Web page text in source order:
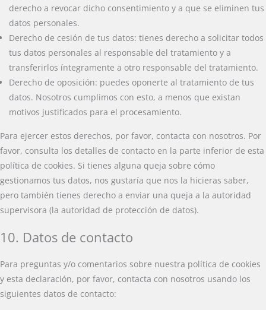
derecho a revocar dicho consentimiento y a que se eliminen tus
datos personales.
Derecho de cesión de tus datos: tienes derecho a solicitar todos
tus datos personales al responsable del tratamiento y a
transferirlos íntegramente a otro responsable del tratamiento.
Derecho de oposición: puedes oponerte al tratamiento de tus
datos. Nosotros cumplimos con esto, a menos que existan
motivos justificados para el procesamiento.
Para ejercer estos derechos, por favor, contacta con nosotros. Por
favor, consulta los detalles de contacto en la parte inferior de esta
política de cookies. Si tienes alguna queja sobre cómo
gestionamos tus datos, nos gustaría que nos la hicieras saber,
pero también tienes derecho a enviar una queja a la autoridad
supervisora (la autoridad de protección de datos).
10. Datos de contacto
Para preguntas y/o comentarios sobre nuestra política de cookies
y esta declaración, por favor, contacta con nosotros usando los
siguientes datos de contacto: